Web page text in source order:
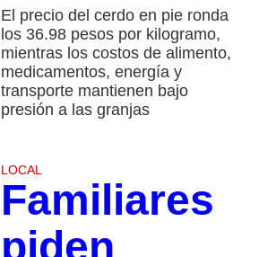
El precio del cerdo en pie ronda
los 36.98 pesos por kilogramo,
mientras los costos de alimento,
medicamentos, energía y
transporte mantienen bajo
presión a las granjas
LOCAL
Familiares
piden